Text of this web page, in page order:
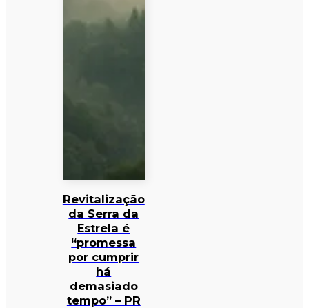
Revitalização
da Serra da
Estrela é
“promessa
por cumprir
há
demasiado
tempo” – PR